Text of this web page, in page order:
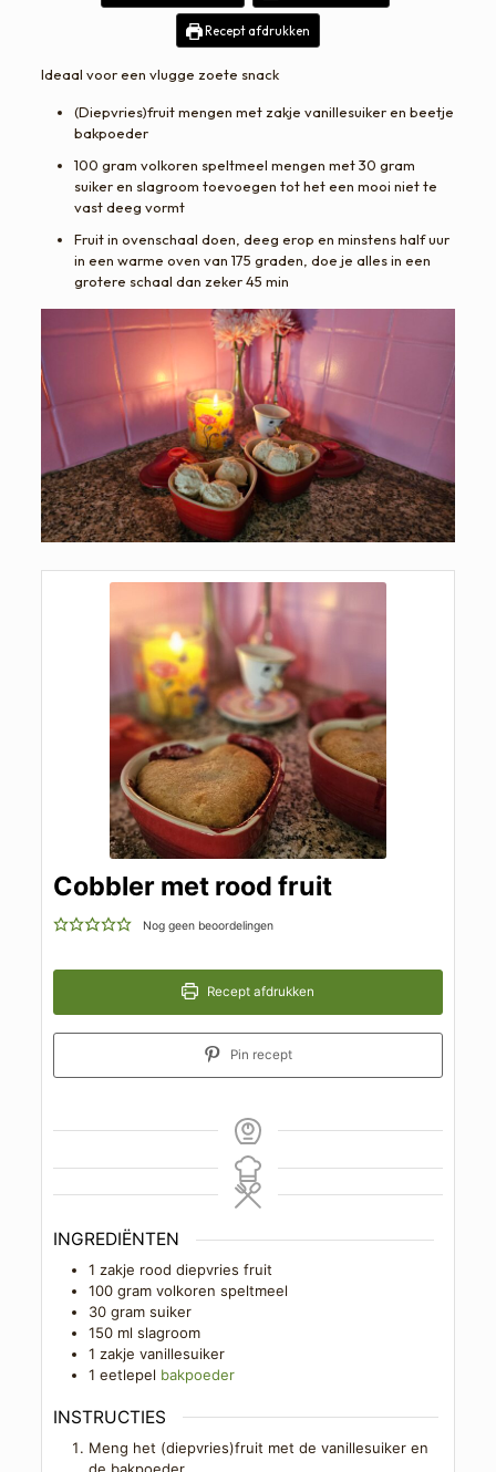
Recept afdrukken
Ideaal voor een vlugge zoete snack
(Diepvries)fruit mengen met zakje vanillesuiker en beetje
bakpoeder
100 gram volkoren speltmeel mengen met 30 gram
suiker en slagroom toevoegen tot het een mooi niet te
vast deeg vormt
Fruit in ovenschaal doen, deeg erop en minstens half uur
in een warme oven van 175 graden, doe je alles in een
grotere schaal dan zeker 45 min
Cobbler met rood fruit
Nog geen beoordelingen
Recept afdrukken
Pin recept
INGREDIËNTEN
1 zakje rood diepvries fruit
100 gram volkoren speltmeel
30 gram suiker
150 ml slagroom
1 zakje vanillesuiker
1 eetlepel bakpoeder
INSTRUCTIES
Meng het (diepvries)fruit met de vanillesuiker en
de bakpoeder